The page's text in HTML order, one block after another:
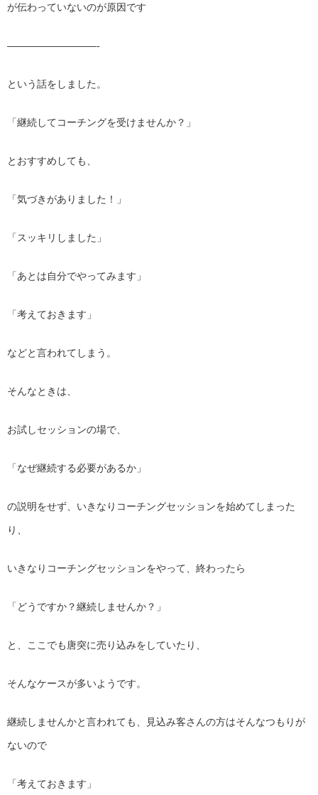
が伝わっていないのが原因です
—————————-
という話をしました。
「継続してコーチングを受けませんか？」
とおすすめしても、
「気づきがありました！」
「スッキリしました」
「あとは自分でやってみます」
「考えておきます」
などと言われてしまう。
そんなときは、
お試しセッションの場で、
「なぜ継続する必要があるか」
の説明をせず、 いきなりコーチングセッションを始めてしまった
り、
いきなりコーチングセッションをやって、終わったら
「どうですか？継続しませんか？」
と、ここでも唐突に売り込みをしていたり、
そんなケースが多いようです。
継続しませんかと言われても、 見込み客さんの方はそんなつもりが
ないので
「考えておきます」